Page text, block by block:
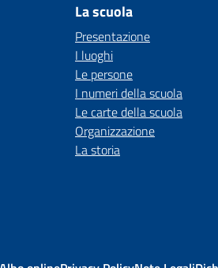
La scuola
Presentazione
I luoghi
Le persone
I numeri della scuola
Le carte della scuola
Organizzazione
La storia